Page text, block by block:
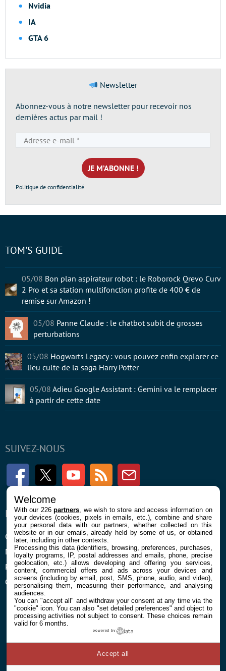
Nvidia
IA
GTA 6
Newsletter
Abonnez-vous à notre newsletter pour recevoir nos
dernières actus par mail !
e-
mail
*
Politique de confidentialité
SUIVEZ-NOUS
FacebookTwitter Youtube RSS Newsletter
ENTREPRISE
Confidentialité et Cookies
Mentions légales et CGU
Préférences Cookies
Qui sommes nous
À PROPOS
Contact
TOM'S GUIDE
05/08 Bon plan aspirateur robot : le Roborock Qrevo Curv
2 Pro et sa station multifonction profite de 400 € de
remise sur Amazon !
05/08 Panne Claude : le chatbot subit de grosses
perturbations
05/08 Hogwarts Legacy : vous pouvez enfin explorer ce
lieu culte de la saga Harry Potter
05/08 Adieu Google Assistant : Gemini va le remplacer
à partir de cette date
Welcome
With our 226partners , we wish to store and access information on
your devices (cookies, pixels in emails, etc.), combine and share
your personal data with our partners, whether collected on this
website or in our emails, already held by some of us, or obtained
later, including in other contexts.
Processing this data (identifiers, browsing, preferences, purchases,
loyalty programs, IP, postal addresses and emails, phone, precise
geolocation, etc.) allows developing and offering you services,
content, commercial offers and ads across your devices and
screens (including by email, post, SMS, phone, audio, and video),
personalising them, measuring their performance, and analysing
audiences.
You can "accept all" and withdraw your consent at any time via the
"cookie" icon. You can also "set detailed preferences" and object to
processing activities not subject to consent. These choices remain
valid for 6 months.
powered by
Accept all